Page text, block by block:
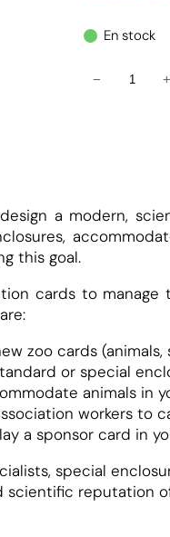
En stock
é
d
r
N
o
v
a
(
e
n
)
− +
a modern,
this goal.
cards to
zoo cards
or special
animals in
workers to
a sponsor card in
special
reputation